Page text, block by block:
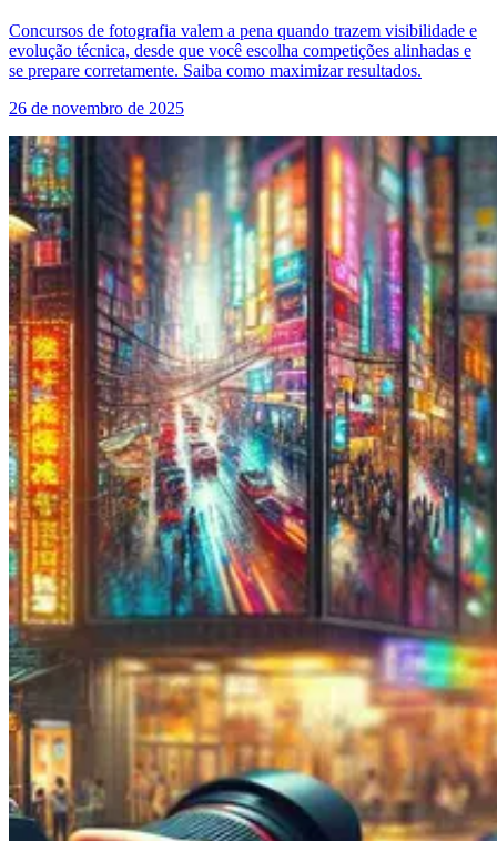
Concursos de fotografia valem a pena quando trazem visibilidade e
evolução técnica, desde que você escolha competições alinhadas e
se prepare corretamente. Saiba como maximizar resultados.
26 de novembro de 2025